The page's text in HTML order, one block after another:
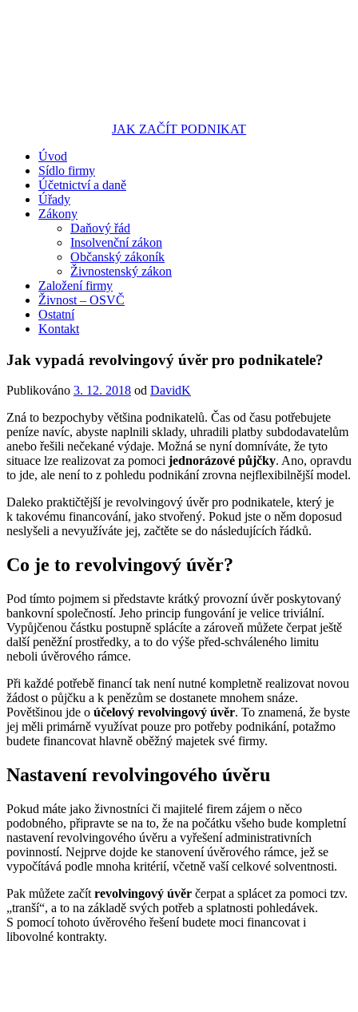
JAK ZAČÍT PODNIKAT
Portál pro podnikatele
Úvod
Sídlo firmy
Účetnictví a daně
Úřady
Zákony
Daňový řád
Insolvenční zákon
Občanský zákoník
Živnostenský zákon
Založení firmy
Živnost – OSVČ
Ostatní
Kontakt
Jak vypadá revolvingový úvěr pro podnikatele?
Publikováno 3. 12. 2018 od DavidK
Zná to bezpochyby většina podnikatelů. Čas od času potřebujete
peníze navíc, abyste naplnili sklady, uhradili platby subdodavatelům
anebo řešili nečekané výdaje. Možná se nyní domníváte, že tyto
situace lze realizovat za pomoci jednorázové půjčky. Ano, opravdu
to jde, ale není to z pohledu podnikání zrovna nejflexibilnější model.
Daleko praktičtější je revolvingový úvěr pro podnikatele, který je
k takovému financování, jako stvořený. Pokud jste o něm doposud
neslyšeli a nevyužíváte jej, začtěte se do následujících řádků.
Co je to revolvingový úvěr?
Pod tímto pojmem si představte krátký provozní úvěr poskytovaný
bankovní společností. Jeho princip fungování je velice triviální.
Vypůjčenou částku postupně splácíte a zároveň můžete čerpat ještě
další peněžní prostředky, a to do výše před-schváleného limitu
neboli úvěrového rámce.
Při každé potřebě financí tak není nutné kompletně realizovat novou
žádost o půjčku a k penězům se dostanete mnohem snáze.
Povětšinou jde o účelový revolvingový úvěr. To znamená, že byste
jej měli primárně využívat pouze pro potřeby podnikání, potažmo
budete financovat hlavně oběžný majetek své firmy.
Nastavení revolvingového úvěru
Pokud máte jako živnostníci či majitelé firem zájem o něco
podobného, připravte se na to, že na počátku všeho bude kompletní
nastavení revolvingového úvěru a vyřešení administrativních
povinností. Nejprve dojde ke stanovení úvěrového rámce, jež se
vypočítává podle mnoha kritérií, včetně vaší celkové solventnosti.
Pak můžete začít revolvingový úvěr čerpat a splácet za pomoci tzv.
„tranší“, a to na základě svých potřeb a splatnosti pohledávek.
S pomocí tohoto úvěrového řešení budete moci financovat i
libovolné kontrakty.